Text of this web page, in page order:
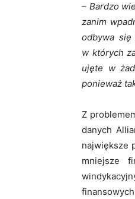
– Bardzo
zanim
odbywa się
w których
ujęte w
ponieważ
Z
danych
największe
mniejsze